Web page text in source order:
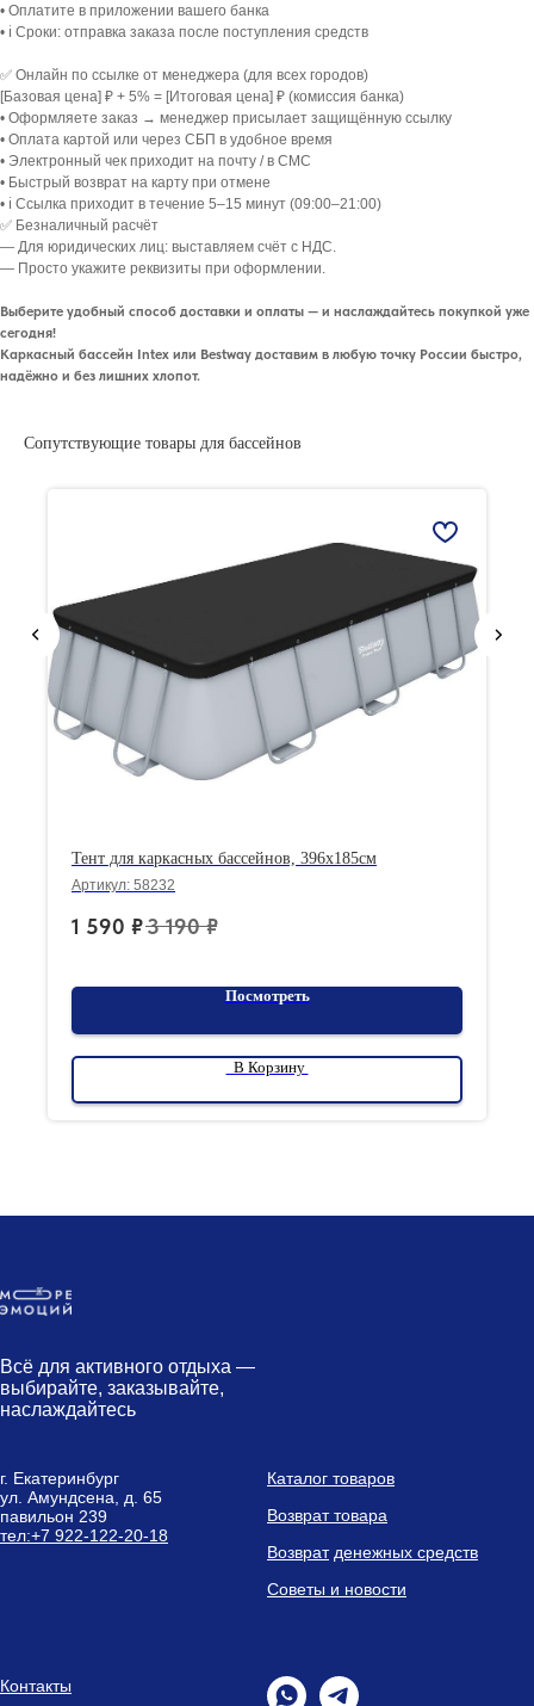
• Оплатите в приложении вашего банка
• ℹ️ Сроки: отправка заказа после поступления средств
✅ Онлайн по ссылке от менеджера (для всех городов)
[Базовая цена] ₽ + 5% = [Итоговая цена] ₽ (комиссия банка)
• Оформляете заказ → менеджер присылает защищённую ссылку
• Оплата картой или через СБП в удобное время
• Электронный чек приходит на почту / в СМС
• Быстрый возврат на карту при отмене
• ℹ️ Ссылка приходит в течение 5–15 минут (09:00–21:00)
✅ Безналичный расчёт
— Для юридических лиц: выставляем счёт с НДС.
— Просто укажите реквизиты при оформлении.
Выберите удобный способ доставки и оплаты — и наслаждайтесь покупкой уже
сегодня!
Каркасный бассейн Intex или Bestway доставим в любую точку России быстро,
надёжно и без лишних хлопот.
Сопутствующие товары для бассейнов
Тент для каркасных бассейнов, 396х185см
Артикул: 58232
1 590 ₽3 190 ₽
Посмотреть
В Корзину
Всё для активного отдыха —
выбирайте, заказывайте,
наслаждайтесь
г. Екатеринбург
ул. Амундсена, д. 65
павильон 239
тел:+7 922-122-20-18
Каталог товаров
Возврат товара
Возврат денежных средств
Советы и новости
Контакты